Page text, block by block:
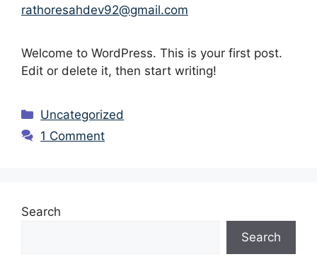
rathoresahdev92@gmail.com
Welcome to WordPress. This is your first post.
Edit or delete it, then start writing!
Categories
Uncategorized
1 Comment
Search
Search